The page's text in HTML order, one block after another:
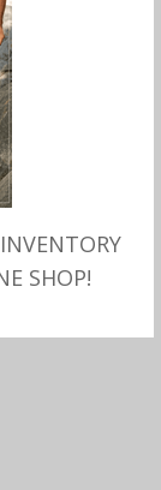
SHOP!